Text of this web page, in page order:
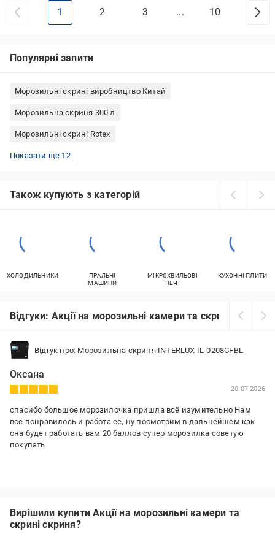
1 2 3 ... 10
Популярні запити
Морозильні скрині виробництво Китай
Морозильна скриня 300 л
Морозильні скрині Rotex
Маленькі морозильні камери для дому
Морозильні скрині побутові
Морозильні камери PRIME Technics No Frost
Морозильні камери Hisense No Frost
Морозильні скрині EDLER
Морозильні скрині 200 літрів
Морозильні скрині PRIME Technics
Морозильні камери Liebherr No Frost
Морозильні скрині Zanussi
Морозильні скрині Beko
Морозильні скрині Hansa
Морозильні камери Electrolux No Frost
Показати ще 12
Також купують з категорій
ХОЛОДИЛЬНИКИ
ПРАЛЬНІ
МАШИНИ
МІКРОХВИЛЬОВІ
ПЕЧІ
КУХОННІ ПЛИТИ
Відгуки: Акції на морозильні камери та скрині скриня
Відгук про: Морозильна скриня INTERLUX IL-0208CFBL
Оксана
20.07.2026
спасибо большое морозилочка пришла всё изумительно Нам
всё понравилось и работа её, ну посмотрим в дальнейшем как
она будет работать вам 20 баллов супер морозилка советую
покупать
Вирішили купити Акції на морозильні камери та
скрині скриня?